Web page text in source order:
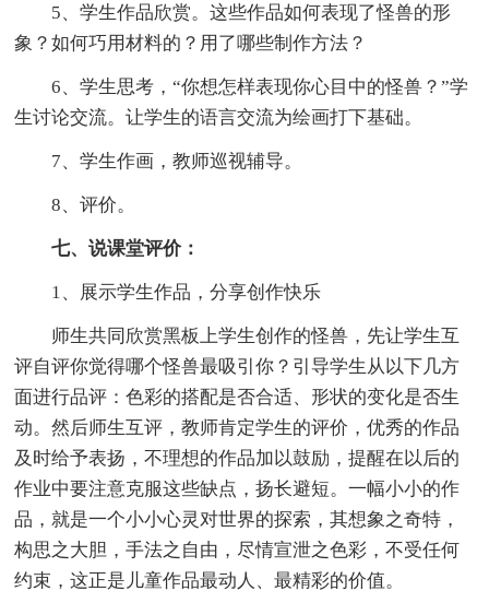
5、学生作品欣赏。这些作品如何表现了怪兽的形
象？如何巧用材料的？用了哪些制作方法？
6、学生思考，“你想怎样表现你心目中的怪兽？”学
生讨论交流。让学生的语言交流为绘画打下基础。
7、学生作画，教师巡视辅导。
8、评价。
七、说课堂评价：
1、展示学生作品，分享创作快乐
师生共同欣赏黑板上学生创作的怪兽，先让学生互
评自评你觉得哪个怪兽最吸引你？引导学生从以下几方
面进行品评：色彩的搭配是否合适、形状的变化是否生
动。然后师生互评，教师肯定学生的评价，优秀的作品
及时给予表扬，不理想的作品加以鼓励，提醒在以后的
作业中要注意克服这些缺点，扬长避短。一幅小小的作
品，就是一个小小心灵对世界的探索，其想象之奇特，
构思之大胆，手法之自由，尽情宣泄之色彩，不受任何
约束，这正是儿童作品最动人、最精彩的价值。